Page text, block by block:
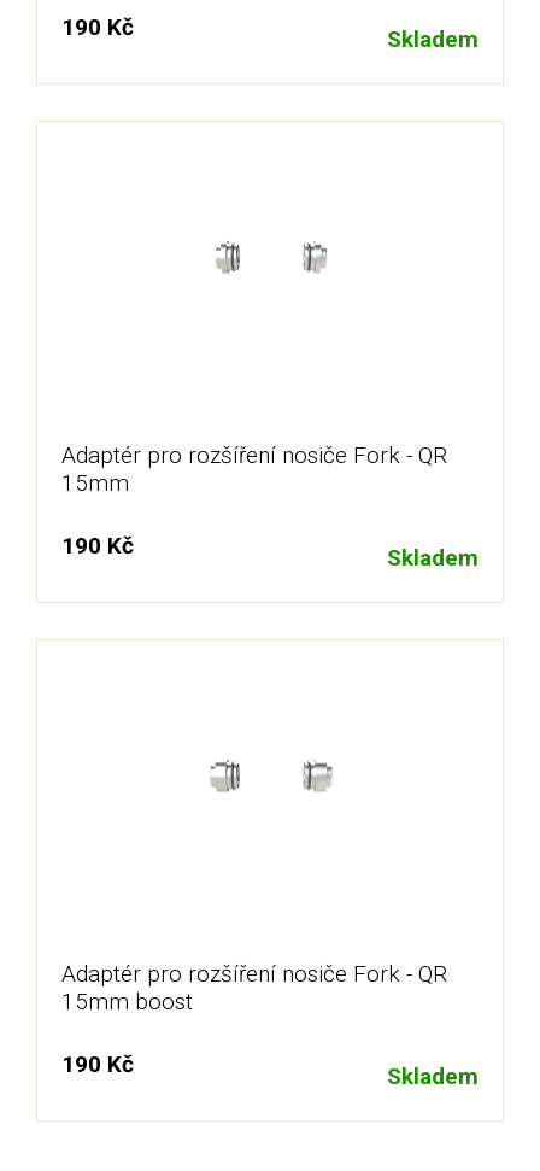
190 Kč Skladem
Adaptér pro rozšíření nosiče Fork - QR
15mm
190 Kč Skladem
Adaptér pro rozšíření nosiče Fork - QR
15mm boost
190 Kč Skladem